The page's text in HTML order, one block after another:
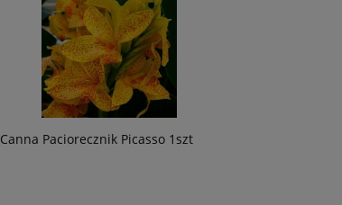
Canna Paciorecznik Picasso 1szt